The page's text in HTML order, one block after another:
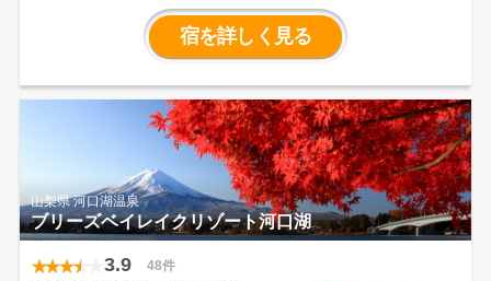
情緒を心ゆくまでご堪能くださいご夕
食は、四季折々の旬の素材、山梨の食
材を生かした会席料理をご用意甲州石
和温泉郷ならではのお料理を是非ご賞
宿を詳しく見る
山梨県 河口湖温泉
ブリーズベイレイクリゾート河口湖
3.9 48件